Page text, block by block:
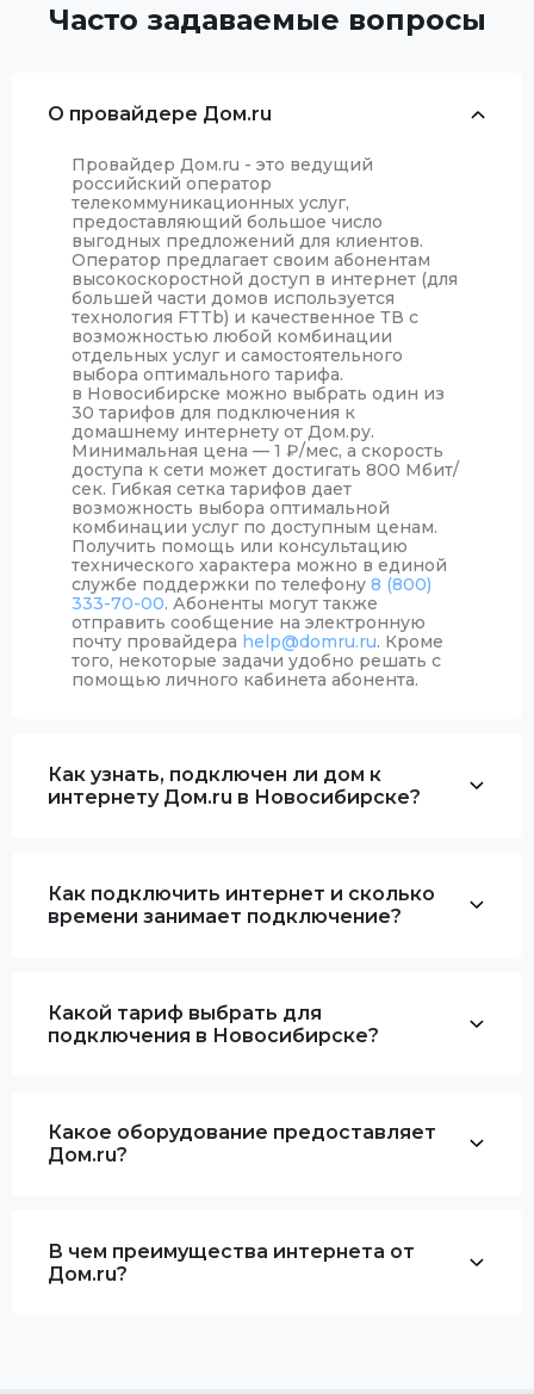
Часто задаваемые вопросы
О провайдере Дом.ru
Провайдер Дом.ru - это ведущий
российский оператор
телекоммуникационных услуг,
предоставляющий большое число
выгодных предложений для клиентов.
Оператор предлагает своим абонентам
высокоскоростной доступ в интернет (для
большей части домов используется
технология FTTb) и качественное ТВ с
возможностью любой комбинации
отдельных услуг и самостоятельного
выбора оптимального тарифа.
в Новосибирске можно выбрать один из
30 тарифов для подключения к
домашнему интернету от Дом.ру.
Минимальная цена — 1 ₽/мес, а скорость
доступа к сети может достигать 800 Мбит/
сек. Гибкая сетка тарифов дает
возможность выбора оптимальной
комбинации услуг по доступным ценам.
Получить помощь или консультацию
технического характера можно в единой
службе поддержки по телефону 8 (800)
333-70-00. Абоненты могут также
отправить сообщение на электронную
почту провайдера help@domru.ru. Кроме
того, некоторые задачи удобно решать с
помощью личного кабинета абонента.
Как узнать, подключен ли дом к
интернету Дом.ru в Новосибирске?
Как подключить интернет и сколько
времени занимает подключение?
Какой тариф выбрать для
подключения в Новосибирске?
Какое оборудование предоставляет
Дом.ru?
В чем преимущества интернета от
Дом.ru?